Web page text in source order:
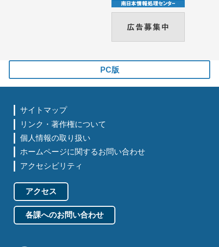
PC版
サイトマップ
リンク・著作権について
個人情報の取り扱い
ホームページに関するお問い合わせ
アクセシビリティ
アクセス
各課へのお問い合わせ